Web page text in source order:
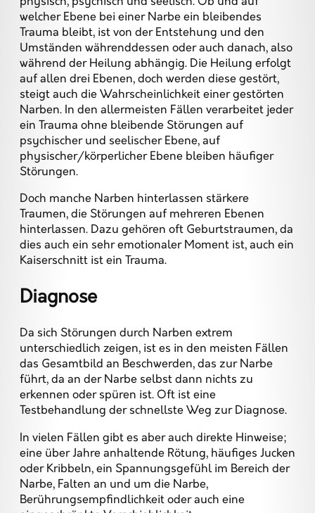
welcher Ebene bei einer Narbe ein bleibendes
Trauma bleibt, ist von der Entstehung und den
Umständen währenddessen oder auch danach, also
während der Heilung abhängig. Die Heilung erfolgt
auf allen drei Ebenen, doch werden diese gestört,
steigt auch die Wahrscheinlichkeit einer gestörten
Narben. In den allermeisten Fällen verarbeitet jeder
ein Trauma ohne bleibende Störungen auf
psychischer und seelischer Ebene, auf
physischer/körperlicher Ebene bleiben häufiger
Störungen.
Doch manche Narben hinterlassen stärkere
Traumen, die Störungen auf mehreren Ebenen
hinterlassen. Dazu gehören oft Geburtstraumen, da
dies auch ein sehr emotionaler Moment ist, auch ein
Kaiserschnitt ist ein Trauma.
Diagnose
Da sich Störungen durch Narben extrem
unterschiedlich zeigen, ist es in den meisten Fällen
das Gesamtbild an Beschwerden, das zur Narbe
führt, da an der Narbe selbst dann nichts zu
erkennen oder spüren ist. Oft ist eine
Testbehandlung der schnellste Weg zur Diagnose.
In vielen Fällen gibt es aber auch direkte Hinweise;
eine über Jahre anhaltende Rötung, häufiges Jucken
oder Kribbeln, ein Spannungsgefühl im Bereich der
Narbe, Falten an und um die Narbe,
Berührungsempfindlichkeit oder auch eine